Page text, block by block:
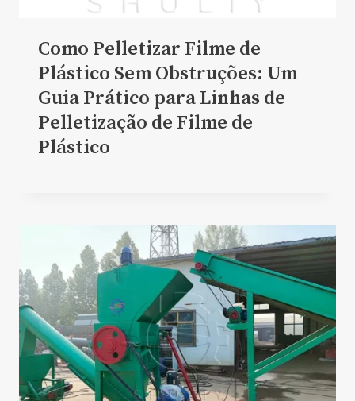
Como Pelletizar Filme de
Plástico Sem Obstruções: Um
Guia Prático para Linhas de
Pelletização de Filme de
Plástico